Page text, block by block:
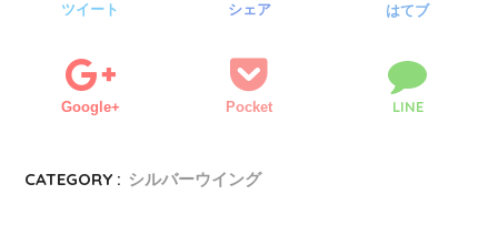
ツイート シェア はてブ
Google+ Pocket LINE
CATEGORY : シルバーウイング